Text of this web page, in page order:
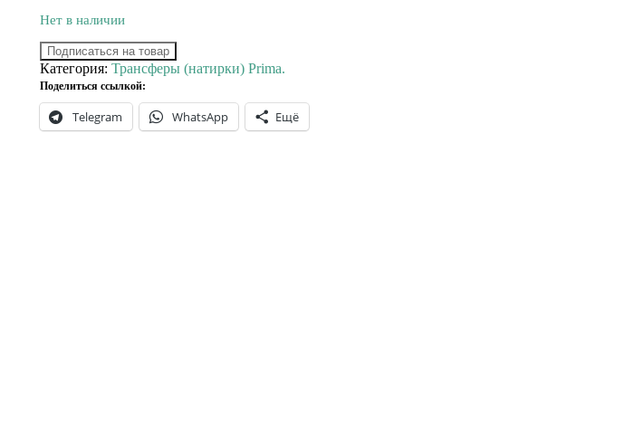
Нет в наличии
Подписаться на товар
Категория: Трансферы (натирки) Prima.
Поделиться ссылкой:
Telegram WhatsApp Ещё